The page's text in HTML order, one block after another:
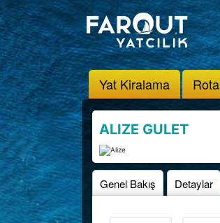
Yat Kiralama
ALIZE GULET
Genel Bakış Detaylar